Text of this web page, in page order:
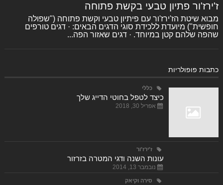
ז'ירז'ור פתיון טבעי בקשת פתוחה
מבוא שיטת הז'ירז'ור עם פיתיון טבעי וקשת פתוחה ("שפולה
חופשית") מיועדת ללכידת סוגי הדגים הבאים: · דגים טורפים
שהפה שלהם קטן במיוחד. · דגים שאזור הפה...
כתבות פופולריות
כללי
כיצד לטפל בחוטי הדייג שלך
אפריל 30, 2018
ז'ירז'ור
עונות השנה ודגי המטרה בזרזור
נובמבר 13, 2014
סירה וקיאק